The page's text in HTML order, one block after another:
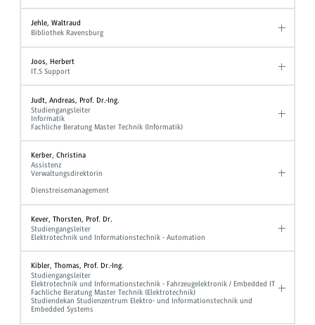
Jehle, Waltraud
Bibliothek Ravensburg
Joos, Herbert
IT.S Support
Judt, Andreas, Prof. Dr.-Ing.
Studiengangsleiter
Informatik
Fachliche Beratung Master Technik (Informatik)
Kerber, Christina
Assistenz
Verwaltungsdirektorin
Dienstreisemanagement
Kever, Thorsten, Prof. Dr.
Studiengangsleiter
Elektrotechnik und Informationstechnik - Automation
Kibler, Thomas, Prof. Dr.-Ing.
Studiengangsleiter
Elektrotechnik und Informationstechnik - Fahrzeugelektronik / Embedded IT
Fachliche Beratung Master Technik (Elektrotechnik)
Studiendekan Studienzentrum Elektro- und Informationstechnik und
Embedded Systems